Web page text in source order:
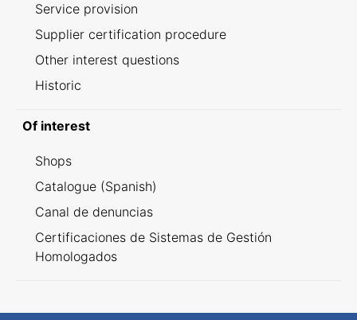
Service provision
Supplier certification procedure
Other interest questions
Historic
Of interest
Shops
Catalogue (Spanish)
Canal de denuncias
Certificaciones de Sistemas de Gestión
Homologados